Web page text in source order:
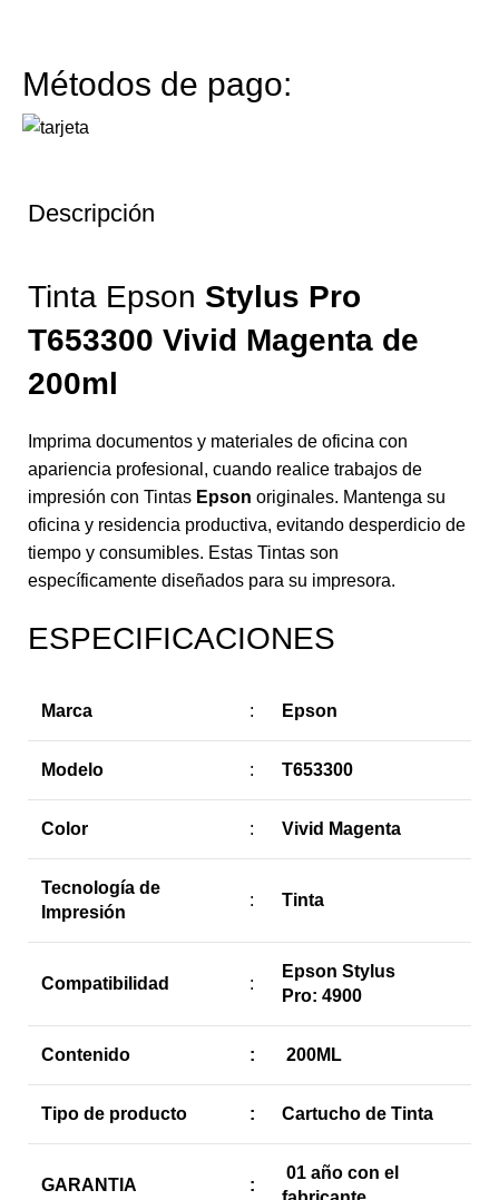
Métodos de pago:
Descripción
Tinta Epson Stylus Pro
T653300 Vivid Magenta de
200ml
Imprima documentos y materiales de oficina con
apariencia profesional, cuando realice trabajos de
impresión con Tintas Epson originales. Mantenga su
oficina y residencia productiva, evitando desperdicio de
tiempo y consumibles. Estas Tintas son
específicamente diseñados para su impresora.
ESPECIFICACIONES
Marca : Epson
Modelo : T653300
Color : Vivid Magenta
Tecnología de
Impresión
: Tinta
Compatibilidad :
Epson Stylus
Pro: 4900
Contenido : 200ML
Tipo de producto : Cartucho de Tinta
GARANTIA :
01 año con el